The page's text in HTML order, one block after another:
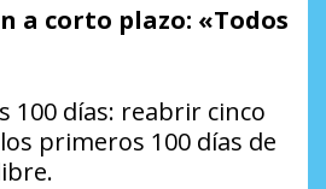
a corto plazo: «Todos
100 días: reabrir cinco
primeros 100 días de